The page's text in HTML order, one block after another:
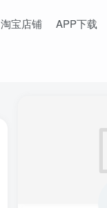
淘宝店铺 APP下载